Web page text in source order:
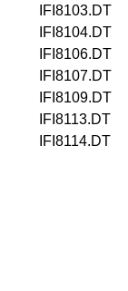
IFI8103.DT
IFI8104.DT
IFI8106.DT
IFI8107.DT
IFI8109.DT
IFI8113.DT
IFI8114.DT